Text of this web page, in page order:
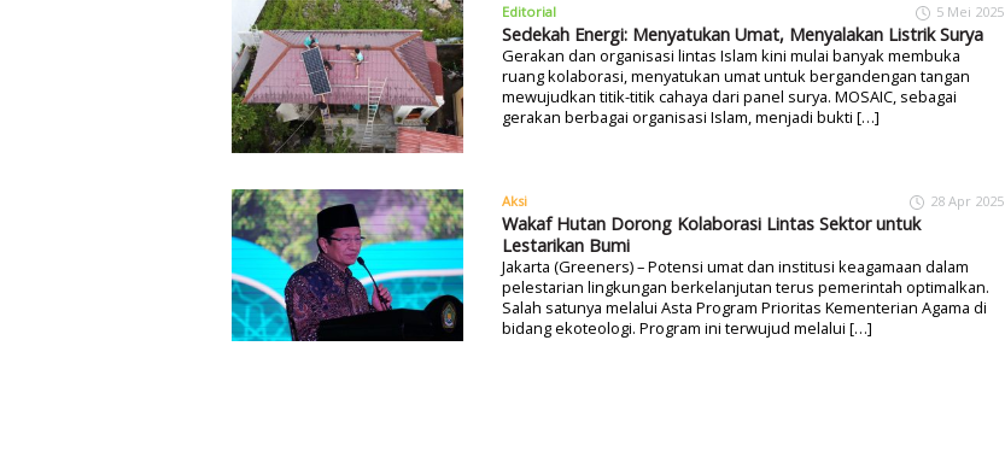
Editorial 5 Mei 2025
Sedekah Energi: Menyatukan Umat, Menyalakan Listrik Surya
Gerakan dan organisasi lintas Islam kini mulai banyak membuka
ruang kolaborasi, menyatukan umat untuk bergandengan tangan
mewujudkan titik-titik cahaya dari panel surya. MOSAIC, sebagai
gerakan berbagai organisasi Islam, menjadi bukti […]
Aksi 28 Apr 2025
Wakaf Hutan Dorong Kolaborasi Lintas Sektor untuk
Lestarikan Bumi
Jakarta (Greeners) – Potensi umat dan institusi keagamaan dalam
pelestarian lingkungan berkelanjutan terus pemerintah optimalkan.
Salah satunya melalui Asta Program Prioritas Kementerian Agama di
bidang ekoteologi. Program ini terwujud melalui […]